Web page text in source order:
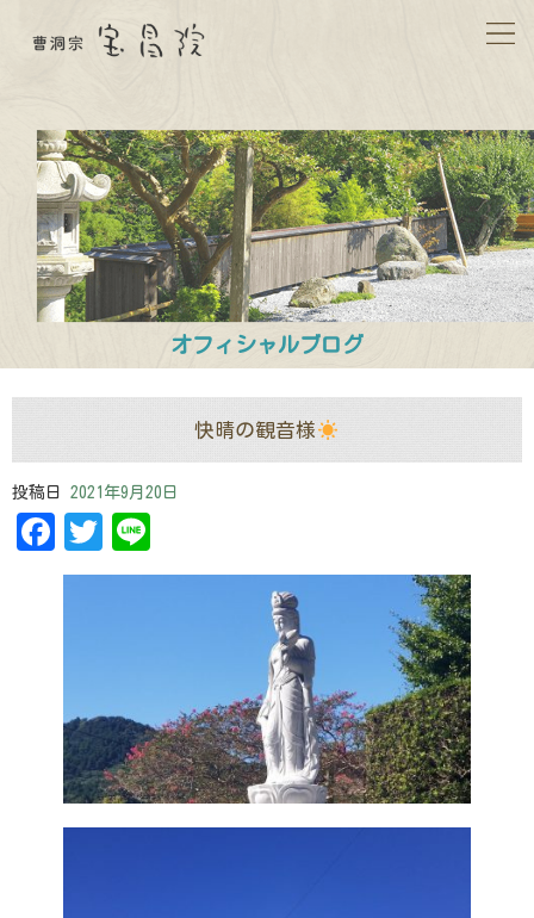
オフィシャルブログ
快晴の観音様
投稿日 2021年9月20日
Facebook
Twitter